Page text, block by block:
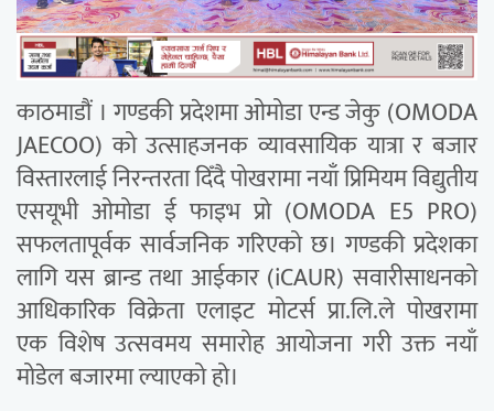
काठमाडौं । गण्डकी प्रदेशमा ओमोडा एन्ड जेकु (OMODA
JAECOO) को उत्साहजनक व्यावसायिक यात्रा र बजार
विस्तारलाई निरन्तरता दिँदै पोखरामा नयाँ प्रिमियम विद्युतीय
एसयूभी ओमोडा ई फाइभ प्रो (OMODA E5 PRO)
सफलतापूर्वक सार्वजनिक गरिएको छ। गण्डकी प्रदेशका
लागि यस ब्रान्ड तथा आईकार (iCAUR) सवारीसाधनको
आधिकारिक विक्रेता एलाइट मोटर्स प्रा.लि.ले पोखरामा
एक विशेष उत्सवमय समारोह आयोजना गरी उक्त नयाँ
मोडेल बजारमा ल्याएको हो।